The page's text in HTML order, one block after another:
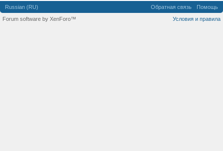
Russian (RU) Обратная связь
Помощь
Условия и правила
Forum software by XenForo™